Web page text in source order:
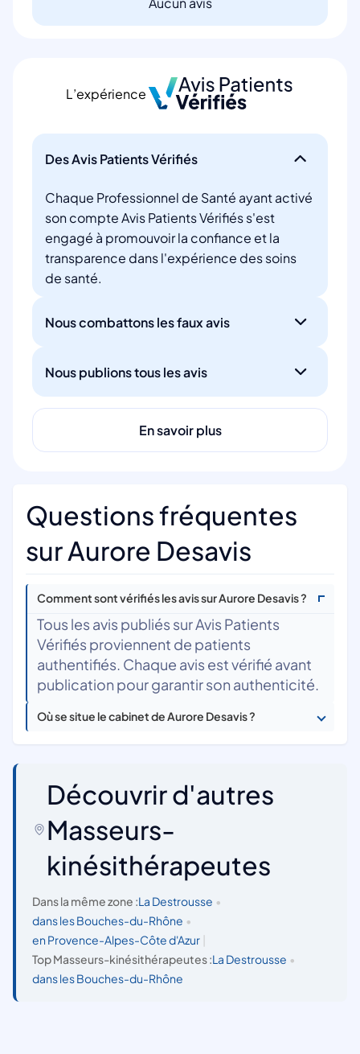
L’expérience
Des Avis Patients Vérifiés
Chaque Professionnel de Santé ayant activé
son compte Avis Patients Vérifiés s'est
engagé à promouvoir la confiance et la
transparence dans l'expérience des soins
de santé.
Nous combattons les faux avis
Nous publions tous les avis
En savoir plus
Questions fréquentes
sur Aurore Desavis
Comment sont vérifiés les avis sur Aurore Desavis ?
Tous les avis publiés sur Avis Patients
Vérifiés proviennent de patients
authentifiés. Chaque avis est vérifié avant
publication pour garantir son authenticité.
Où se situe le cabinet de Aurore Desavis ?
Découvrir d'autres
Masseurs-
kinésithérapeutes
Dans la même zone :La Destrousse •
dans les Bouches-du-Rhône •
en Provence-Alpes-Côte d'Azur
Top Masseurs-kinésithérapeutes :La Destrousse •
dans les Bouches-du-Rhône